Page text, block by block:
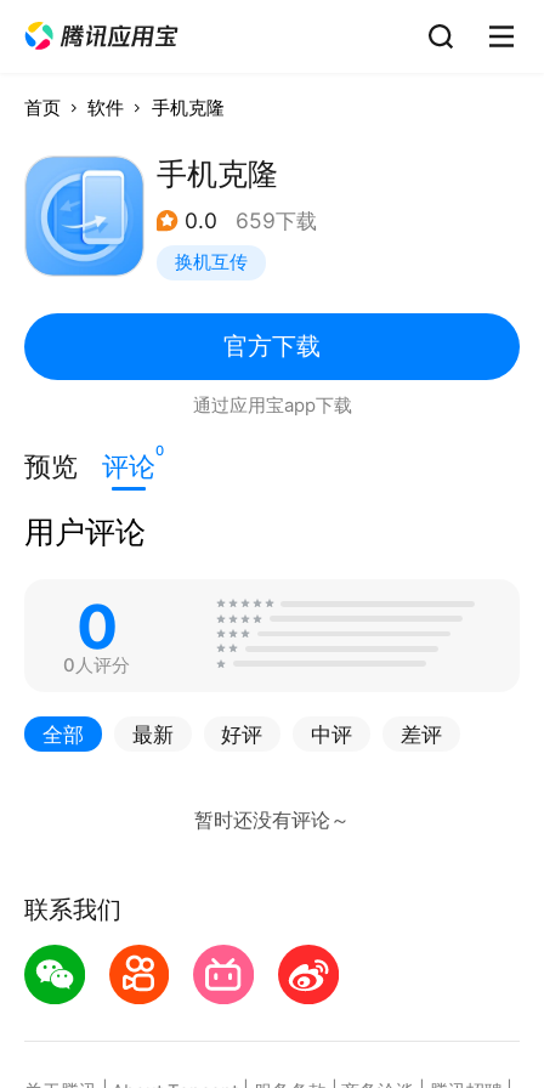
首页 软件 手机克隆
手机克隆
0.0 659下载
换机互传
官方下载
通过应用宝app下载
预览 评论0
用户评论
0
0人评分
全部 最新 好评 中评 差评
联系我们